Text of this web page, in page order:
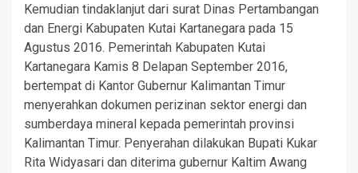
Kemudian tindaklanjut dari surat Dinas Pertambangan
dan Energi Kabupaten Kutai Kartanegara pada 15
Agustus 2016. Pemerintah Kabupaten Kutai
Kartanegara Kamis 8 Delapan September 2016,
bertempat di Kantor Gubernur Kalimantan Timur
menyerahkan dokumen perizinan sektor energi dan
sumberdaya mineral kepada pemerintah provinsi
Kalimantan Timur. Penyerahan dilakukan Bupati Kukar
Rita Widyasari dan diterima gubernur Kaltim Awang